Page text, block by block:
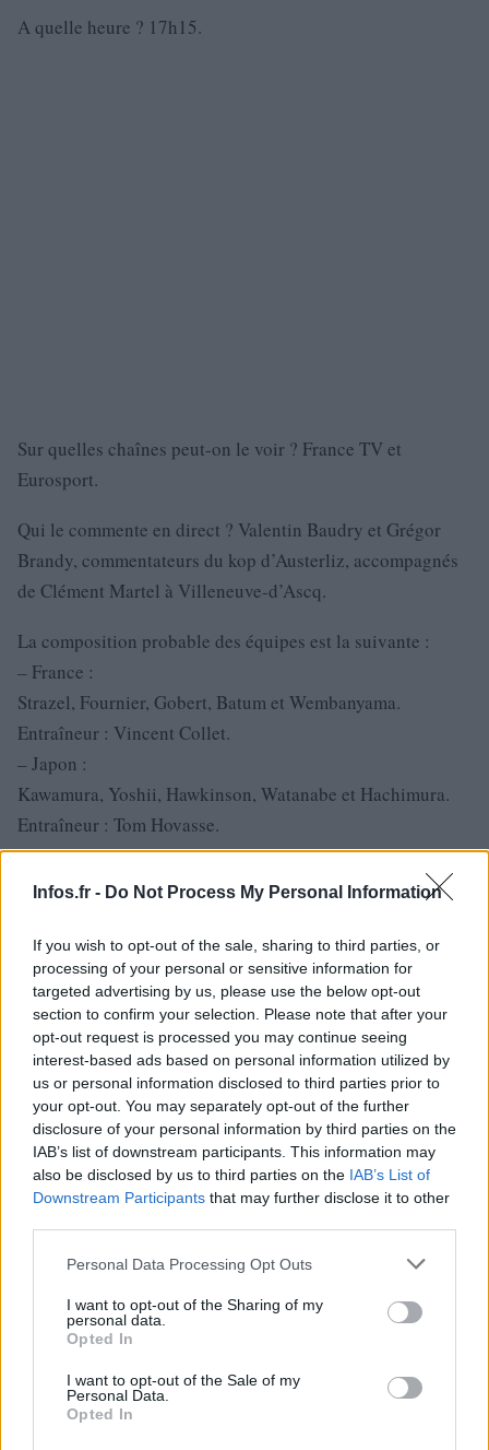
Infos.fr - Do Not Process My Personal Information
If you wish to opt-out of the sale, sharing to third parties, or
processing of your personal or sensitive information for
targeted advertising by us, please use the below opt-out
section to confirm your selection. Please note that after your
opt-out request is processed you may continue seeing
interest-based ads based on personal information utilized by
us or personal information disclosed to third parties prior to
your opt-out. You may separately opt-out of the further
disclosure of your personal information by third parties on the
IAB’s list of downstream participants. This information may
also be disclosed by us to third parties on the IAB’s List of
Downstream Participants that may further disclose it to other
Please note that this website/app uses one or more Google
not limited to your visit or usage behaviour. You may click to
grant or deny consent to Google and its third-party tags to
use your data for below specified purposes in below Google
consent section.
Personal Data Processing Opt Outs
I want to opt-out of the Sharing of my
personal data.
Opted In
I want to opt-out of the Sale of my
Personal Data.
Opted In
A quelle heure ? 17h15.
Sur quelles chaînes peut-on le voir ? France TV et
Eurosport.
Qui le commente en direct ? Valentin Baudry et Grégor
Brandy, commentateurs du kop d’Austerliz, accompagnés
de Clément Martel à Villeneuve-d’Ascq.
La composition probable des équipes est la suivante :
– France :
Strazel, Fournier, Gobert, Batum et Wembanyama.
Entraîneur : Vincent Collet.
– Japon :
Kawamura, Yoshii, Hawkinson, Watanabe et Hachimura.
Entraîneur : Tom Hovasse.
Quel est le sujet dont on ne parlera pas ? Le bien-être du
bouquetin des Pyrénées, dix ans après sa réintroduction.
A lire en attendant :
Suivez toutes les compétitions du jour sur notre direct